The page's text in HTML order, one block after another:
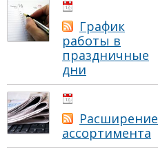
График
работы в
праздничные
дни
Расширение
ассортимента